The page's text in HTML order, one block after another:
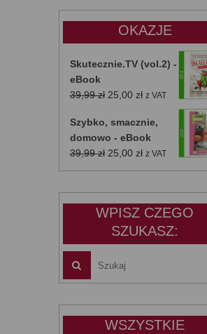
OKAZJE
Skutecznie.TV (vol.2) -
eBook
39,99zł Pierwotna
wynosiła:
39,99 zł.
25,00 złAktualna
wynosi:
25,00 zł.
z VAT
Szybko, smacznie,
domowo - eBook
39,99zł Pierwotna
cena
25,00 złAktualna
cena
z VAT
WPISZ CZEGO
SZUKASZ:
WSZYSTKIE